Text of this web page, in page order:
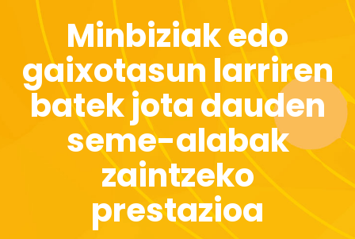
Minbiziak edo
gaixotasun larriren
batek jota dauden
seme-alabak
zaintzeko
prestazioa